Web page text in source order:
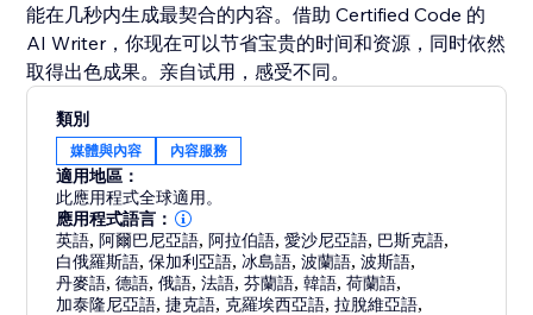
能在几秒内生成最契合的内容。借助 Certified Code 的
AI Writer，你现在可以节省宝贵的时间和资源，同时依然
取得出色成果。亲自试用，感受不同。
類別
媒體與內容 內容服務
適用地區：
此應用程式全球適用。
應用程式語言：
英語,阿爾巴尼亞語,阿拉伯語,愛沙尼亞語, 巴斯克語,
白俄羅斯語,保加利亞語, 冰島語,波蘭語,波斯語,
丹麥語,德語,俄語,法語,芬蘭語,韓語,荷蘭語,
加泰隆尼亞語,捷克語,克羅埃西亞語,拉脫維亞語,